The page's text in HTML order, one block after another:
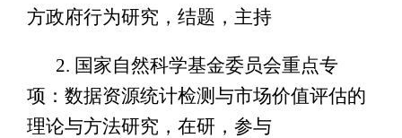
方政府行为研究，结题，主持
2. 国家自然科学基金委员会重点专
项：数据资源统计检测与市场价值评估的
理论与方法研究，在研，参与